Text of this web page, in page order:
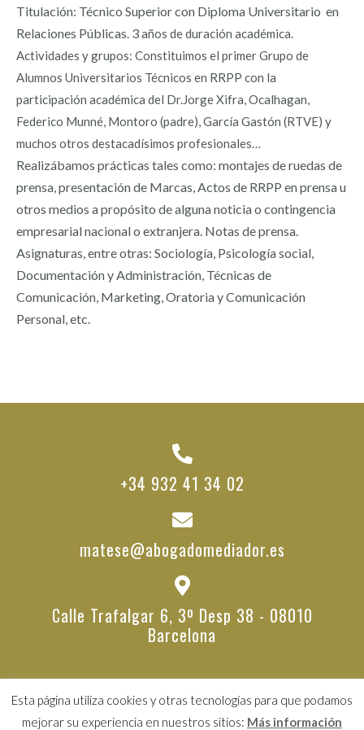
Titulación: Técnico Superior con Diploma Universitario en
Relaciones Públicas. 3años de duración académica.
Actividades y grupos: Constituimos el primer Grupo de
Alumnos Universitarios Técnicos en RRPP con la
participación académica del Dr.Jorge Xifra, Ocalhagan,
Federico Munné, Montoro (padre), García Gastón (RTVE) y
muchos otros destacadísimos profesionales…
Realizábamos prácticas tales como: montajes de ruedas de
prensa, presentación de Marcas, Actos de RRPP en prensa u
otros medios a propósito de alguna noticia o contingencia
empresarial nacional o extranjera. Notas de prensa.
Asignaturas, entre otras: Sociología, Psicología social,
Documentación y Administración, Técnicas de
Comunicación, Marketing, Oratoria y Comunicación
Personal, etc.
+34 932 41 34 02
matese@abogadomediador.es
Calle Trafalgar 6, 3º Desp 38 - 08010
Barcelona
© 2026 Segura Roure Abogados | Política de Privacidad
Esta página utiliza cookies y otras tecnologías para que podamos
mejorar su experiencia en nuestros sitios: Más información